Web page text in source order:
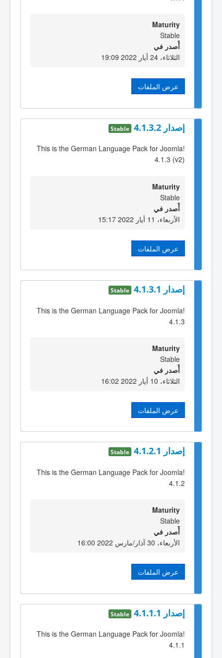
Maturity
Stable
أٌصدر في
الثلاثاء، 24 أيار 2022 19:09
عرض الملفات
إصدار 4.1.3.2 Stable
This is the German Language Pack for Joomla!
4.1.3 (v2)
Maturity
Stable
أٌصدر في
الأربعاء، 11 أيار 2022 15:17
عرض الملفات
إصدار 4.1.3.1 Stable
This is the German Language Pack for Joomla!
4.1.3
Maturity
Stable
أٌصدر في
الثلاثاء، 10 أيار 2022 16:02
عرض الملفات
إصدار 4.1.2.1 Stable
This is the German Language Pack for Joomla!
4.1.2
Maturity
Stable
أٌصدر في
الأربعاء، 30 آذار/مارس 2022 16:00
عرض الملفات
إصدار 4.1.1.1 Stable
This is the German Language Pack for Joomla!
4.1.1